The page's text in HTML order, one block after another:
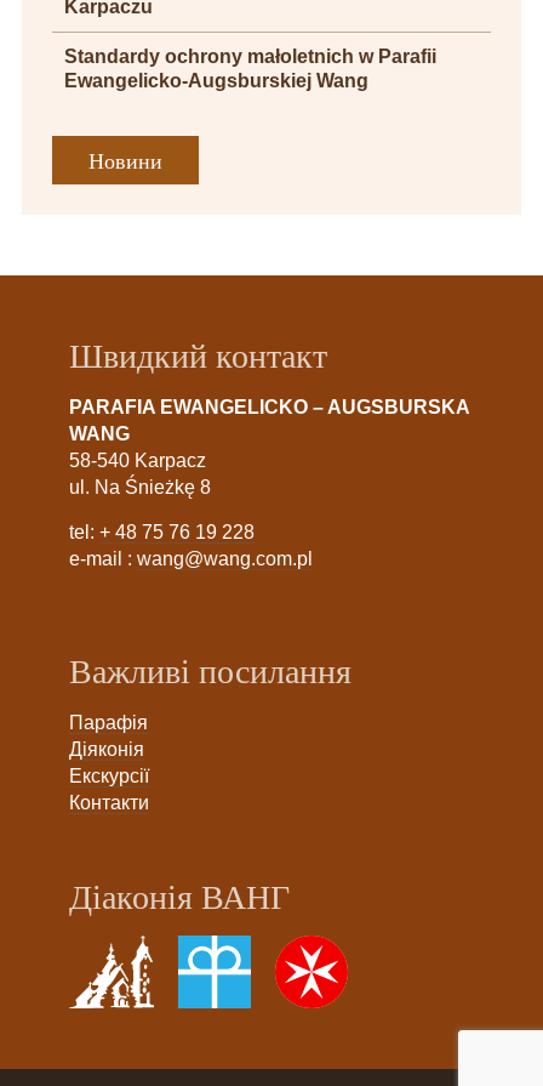
Karpaczu
Standardy ochrony małoletnich w Parafii
Ewangelicko-Augsburskiej Wang
Новини
Швидкий контакт
PARAFIA EWANGELICKO – AUGSBURSKA
WANG
58-540 Karpacz
ul. Na Śnieżkę 8
tel: + 48 75 76 19 228
e-mail : wang@wang.com.pl
Важливі посилання
Парафія
Діяконія
Екскурсії
Контакти
Діаконія ВАНГ